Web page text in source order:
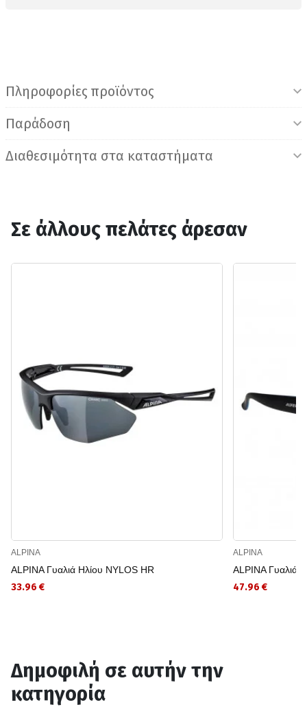
Πληροφορίες προϊόντος
Παράδοση
Διαθεσιμότητα στα καταστήματα
Σε άλλους πελάτες άρεσαν
ALPINA
ALPINA Γυαλιά Ηλίου NYLOS HR
33.96 €
ALPINA
ALPINA Γυαλιά
47.96 €
Δημοφιλή σε αυτήν την
κατηγορία